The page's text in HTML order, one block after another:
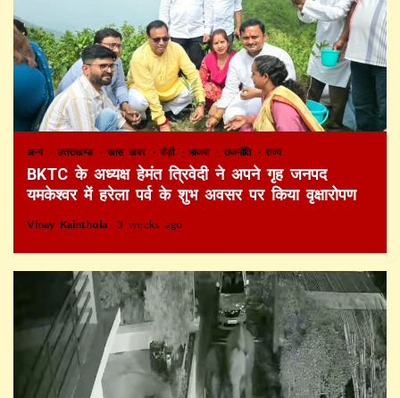
अन्य उत्तराखण्ड खास खबर पौड़ी भाजपा राजनीति राज्य
BKTC के अध्यक्ष हेमंत त्रिवेदी ने अपने गृह जनपद
यमकेश्वर में हरेला पर्व के शुभ अवसर पर किया वृक्षारोपण
Vinay Kainthola 3 weeks ago